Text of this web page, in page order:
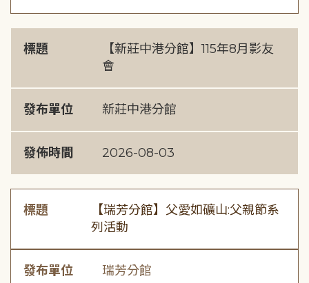
標題
【新莊中港分館】115年8月影友
會
發布單位 新莊中港分館
發佈時間 2026-08-03
標題
【瑞芳分館】父愛如礦山:父親節系
列活動
發布單位 瑞芳分館